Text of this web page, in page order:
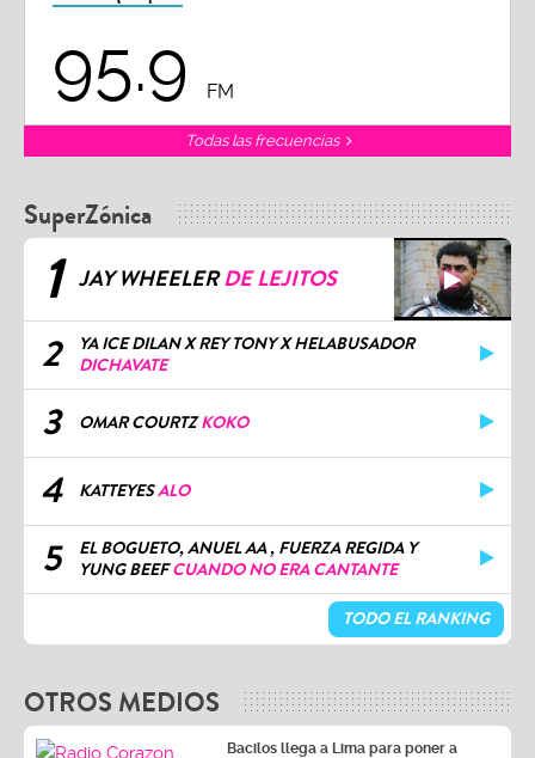
95.9
1
2
YA ICE DILAN X REY TONY X HELABUSADOR
DICHAVATE
3
4
5
EL BOGUETO, ANUEL AA , FUERZA REGIDA Y
YUNG BEEFCUANDO NO ERA CANTANTE
TODO EL RANKING
Bacilos llega a Lima para poner a
bailar a todos el18 de septiembre en